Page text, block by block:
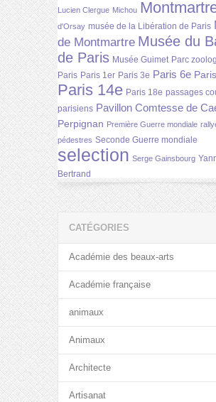
Lucien Clergue Michou
d'Orsay musée de la Libération de Paris
de Montmartre Musée du
de Paris Musée Guimet Parc
Paris Paris 1er Paris 3e Paris 6e
Paris 14e Paris 18e passages
parisiens Pavillon Comtesse de
Perpignan Première Guerre mondiale
pédestres Seconde Guerre mondiale
selection Serge Gainsbourg
Bertrand
CATÉGORIES
Académie des beaux-arts
Académie française
animaux
Animaux
Architecte
Artisanat